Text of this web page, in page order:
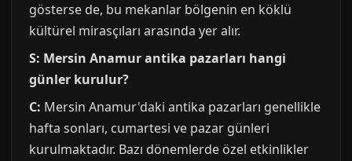
gösterse de, bu mekanlar bölgenin en köklü
kültürel mirasçıları arasında yer alır.
S: Mersin Anamur antika pazarları hangi
günler kurulur?
C: Mersin Anamur'daki antika pazarları genellikle
hafta sonları, cumartesi ve pazar günleri
kurulmaktadır. Bazı dönemlerde özel etkinlikler